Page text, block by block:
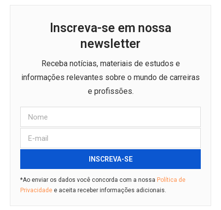
Inscreva-se em nossa
newsletter
Receba notícias, materiais de estudos e
informações relevantes sobre o mundo de carreiras
e profissões.
INSCREVA-SE
*Ao enviar os dados você concorda com a nossa Política de
Privacidade e aceita receber informações adicionais.